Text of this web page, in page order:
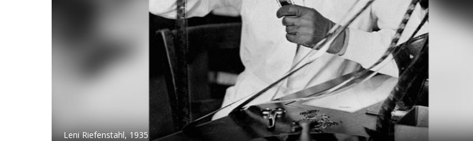
Leni Riefenstahl, 1935